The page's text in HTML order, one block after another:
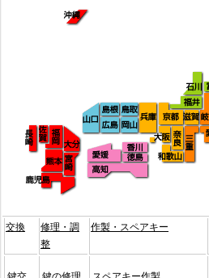
交換
修理・調
整
作製・スペアキー